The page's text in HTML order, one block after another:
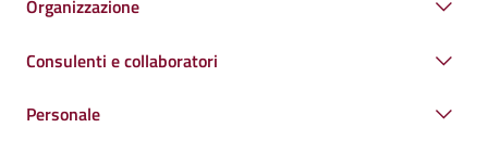
Organizzazione
Consulenti e collaboratori
Personale